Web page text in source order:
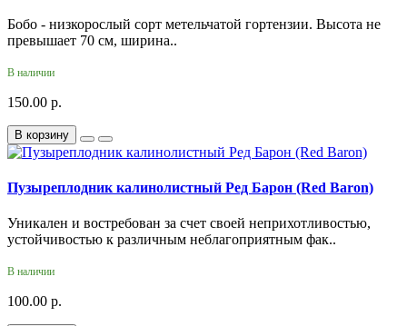
Бобо - низкорослый сорт метельчатой гортензии. Высота не
превышает 70 см, ширина..
В наличии
150.00 р.
В корзину
Пузыреплодник калинолистный Ред Барон (Red Baron)
Уникален и востребован за счет своей неприхотливостью,
устойчивостью к различным неблагоприятным фак..
В наличии
100.00 р.